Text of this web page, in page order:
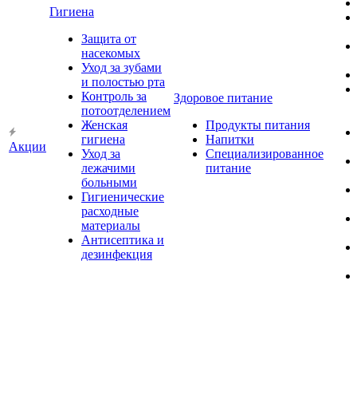
Акции
Гигиена
Защита от
насекомых
Уход за зубами
и полостью рта
Контроль за
потоотделением
Женская
гигиена
Уход за
лежачими
больными
Гигиенические
расходные
материалы
Антисептика и
дезинфекция
Здоровое питание
Продукты питания
Напитки
Специализированное
питание